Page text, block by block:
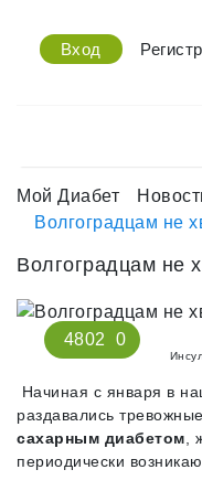
Вход
Мой Диабет
Волгоградцам не
Волгоградцам не
4802 0
Начиная с января в
раздавались
сахарным диабетом ,
периодически